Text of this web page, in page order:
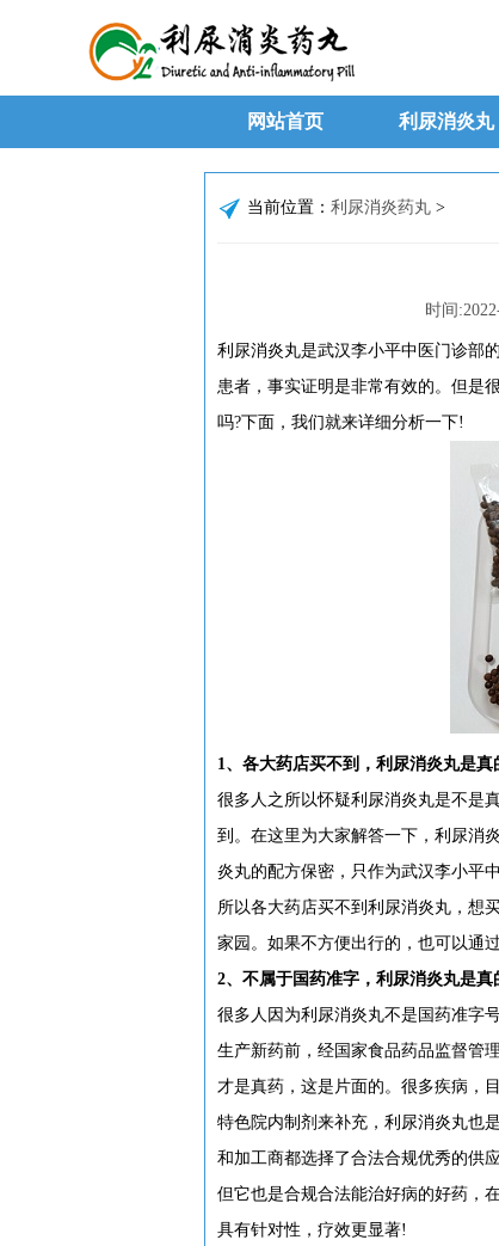
网站首页 利尿消炎丸
当前位置： 利尿消炎药丸>
时间:
利尿消炎丸是武汉李小平中医门诊部
患者，事实证明是非常有效的。但是
吗?下面，我们就来详细分析一下!
1、各大药店买不到，利尿消炎丸是真
很多人之所以怀疑利尿消炎丸是不是
到。在这里为大家解答一下，利尿消
炎丸的配方保密，只作为武汉李小平
所以各大药店买不到利尿消炎丸，想
家园。如果不方便出行的，也可以通
2、不属于国药准字，利尿消炎丸是真
很多人因为利尿消炎丸不是国药准字
生产新药前，经国家食品药品监督管
才是真药，这是片面的。很多疾病，
特色院内制剂来补充，利尿消炎丸也
和加工商都选择了合法合规优秀的供
但它也是合规合法能治好病的好药，
具有针对性，疗效更显著!